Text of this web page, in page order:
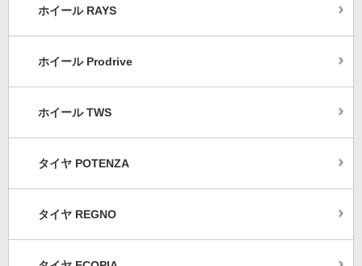
ホイール RAYS
ホイール Prodrive
ホイール TWS
タイヤ POTENZA
タイヤ REGNO